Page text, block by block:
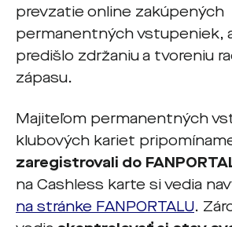
prevzatie online zakúpených
permanentných vstupeniek,
predišlo zdržaniu a tvoreniu
zápasu.
Majiteľom permanentných
klubových kariet
zaregistrovali do
na Cashless karte si vedia
na stránke FANPORTALU.